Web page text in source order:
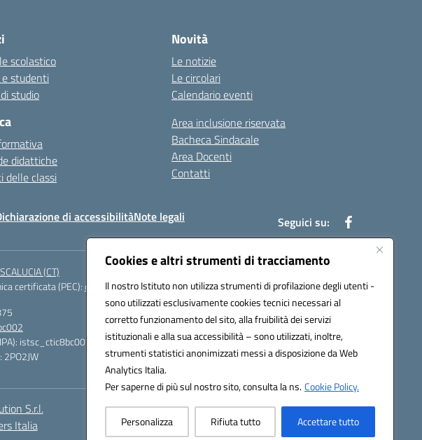
Cookies e altri strumenti di tracciamento
Il nostro Istituto non utilizza strumenti di profilazione degli utenti -
sono utilizzati esclusivamente cookies tecnici necessari al
corretto funzionamento del sito, alla fruibilità dei servizi
istituzionali e alla sua accessibilità – sono utilizzati, inoltre,
strumenti statistici anonimizzati messi a disposizione da Web
Analytics Italia.
Per saperne di più sul nostro sito, consulta la ns.Cookie Policy.
Personalizza Rifiuta tutto Accettare tutto
scolastico
e studenti
studio
didattiche
delle classi
Novità
Le notizie
Le circolari
Calendario eventi
Area inclusione riservata
Bacheca Sindacale
Area Docenti
Contatti
di accessibilitàNote legali Seguici su:
(CT)
certificata (PEC):ctic8bc002@pec.istruzione.it
istsc_ctic8bc002
2PO2JW
S.r.l.
Italia